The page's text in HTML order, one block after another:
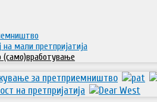
на мали претпријатија